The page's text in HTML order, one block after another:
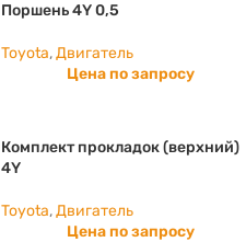
Поршень 4Y 0,5
Toyota,Двигатель
Цена по запросу
Комплект прокладок (верхний)
4Y
Toyota,Двигатель
Цена по запросу